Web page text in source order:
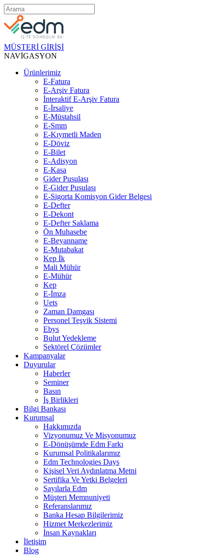
MÜŞTERİ GİRİŞİ
NAVİGASYON
Ürünlerimiz
E-Fatura
E-Arşiv Fatura
İnteraktif E-Arşiv Fatura
E-İrsaliye
E-Müstahsil
E-Smm
E-Kıymetli Maden
E-Döviz
E-Bilet
E-Adisyon
E-Kasa
Gider Pusulası
E-Gider Pusulası
E-Sigorta Komisyon Gider Belgesi
E-Defter
E-Dekont
E-Defter Saklama
Ön Muhasebe
E-Beyanname
E-Mutabakat
Kep İk
Mali Mühür
E-Mühür
Kep
E-İmza
Uets
Zaman Damgası
Personel Teşvik Sistemi
Ebys
Bulut Yedekleme
Sektörel Çözümler
Kampanyalar
Duyurular
Haberler
Seminer
Basın
İş Birlikleri
Bilgi Bankası
Kurumsal
Hakkımızda
Vizyonumuz Ve Misyonumuz
E-Dönüşümde Edm Farkı
Kurumsal Politikalarımız
Edm Technologies Days
Kişisel Veri Aydınlatma Metni
Sertifika Ve Yetki Belgeleri
Sayılarla Edm
Müşteri Memnuniyeti
Referanslarımız
Banka Hesap Bilgilerimiz
Hizmet Merkezlerimiz
İnsan Kaynakları
İletişim
Blog